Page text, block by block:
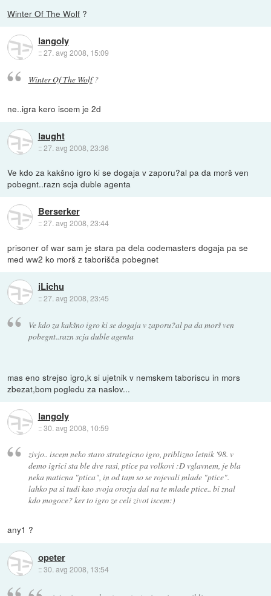
Winter Of The Wolf ?
langoly
::27. avg 2008, 15:09
Winter Of The Wolf?
ne..igra kero iscem je 2d
laught
::27. avg 2008, 23:36
Ve kdo za kakšno igro ki se dogaja v zaporu?al pa da morš ven
pobegnt..razn scja duble agenta
Berserker
::27. avg 2008, 23:44
prisoner of war sam je stara pa dela codemasters dogaja pa se
med ww2 ko morš z taborišča pobegnet
iLichu
::27. avg 2008, 23:45
Ve kdo za kakšno igro ki se dogaja v zaporu?al pa da morš ven
pobegnt..razn scja duble agenta
mas eno strejso igro,k si ujetnik v nemskem taboriscu in mors
zbezat,bom pogledu za naslov...
langoly
::30. avg 2008, 10:59
zivjo.. iscem neko staro strategicno igro, priblizno letnik '98. v
demo igrici sta ble dve rasi, ptice pa volkovi :D vglavnem, je bla
neka maticna "ptica", in od tam so se rojevali mlade "ptice".
lahko pa si tudi kao svoja orozja dal na te mlade ptice.. bi znal
kdo mogoce? ker to igro ze celi zivot iscem:)
any1 ?
opeter
::30. avg 2008, 13:54